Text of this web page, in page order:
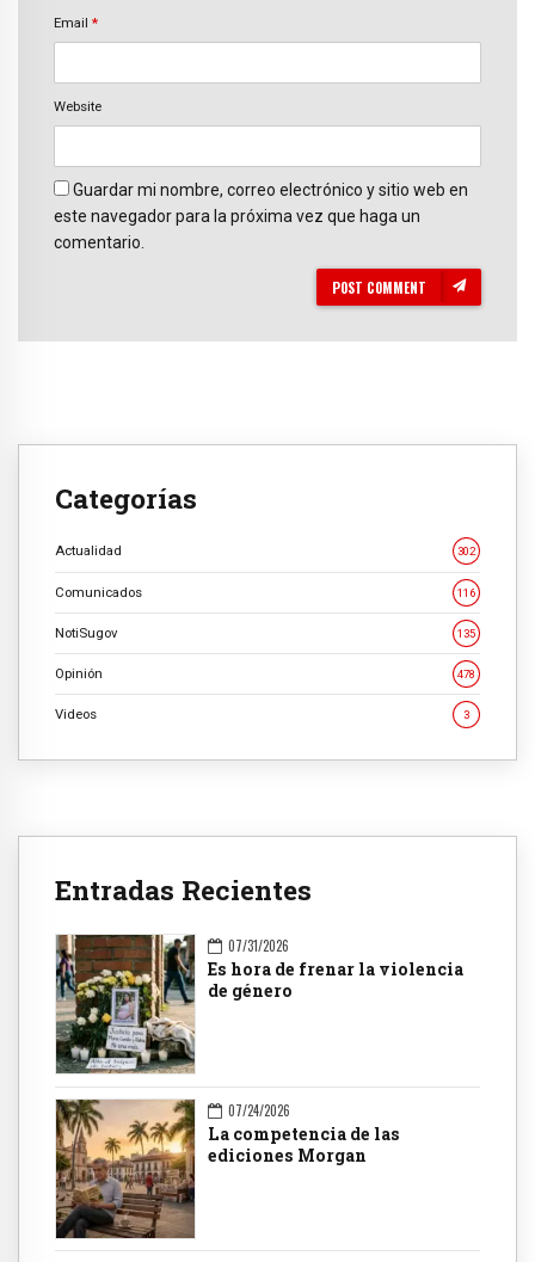
Email *
Website
Guardar mi nombre, correo electrónico y sitio web en
este navegador para la próxima vez que haga un
comentario.
POST COMMENT
Categorías
Actualidad 302
Comunicados 116
NotiSugov 135
Opinión 478
Videos 3
Entradas Recientes
07/31/2026
Es hora de frenar la violencia
de género
07/24/2026
La competencia de las
ediciones Morgan